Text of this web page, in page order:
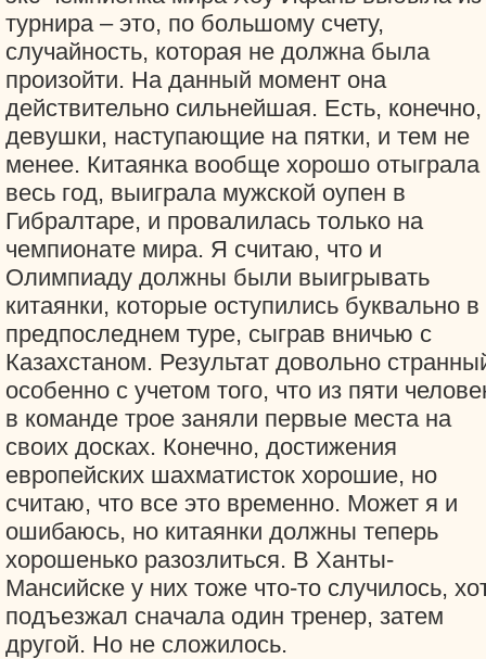
турнира – это, по большому счету,
случайность, которая не должна была
произойти. На данный момент она
действительно сильнейшая. Есть, конечно,
девушки, наступающие на пятки, и тем не
менее. Китаянка вообще хорошо отыграла
весь год, выиграла мужской оупен в
Гибралтаре, и провалилась только на
чемпионате мира. Я считаю, что и
Олимпиаду должны были выигрывать
китаянки, которые оступились буквально в
предпоследнем туре, сыграв вничью с
Казахстаном. Результат довольно
особенно с учетом того, что из пяти
в команде трое заняли первые места на
своих досках. Конечно, достижения
европейских шахматисток хорошие, но
считаю, что все это временно. Может я и
ошибаюсь, но китаянки должны теперь
хорошенько разозлиться. В Ханты-
Мансийске у них тоже что-то случилось,
подъезжал сначала один тренер, затем
другой. Но не сложилось.